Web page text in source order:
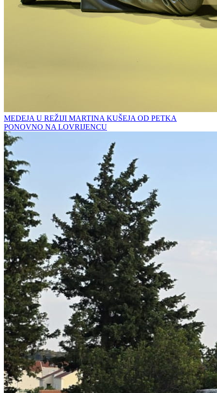
MEDEJA U REŽIJI MARTINA KUŠEJA OD PETKA
PONOVNO NA LOVRIJENCU